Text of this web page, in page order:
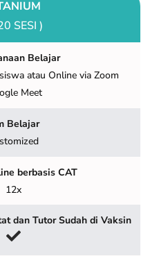
SESI )
Belajar
atau Online via Zoom
Meet
Belajar
berbasis CAT
12x
dan Tutor Sudah di Vaksin